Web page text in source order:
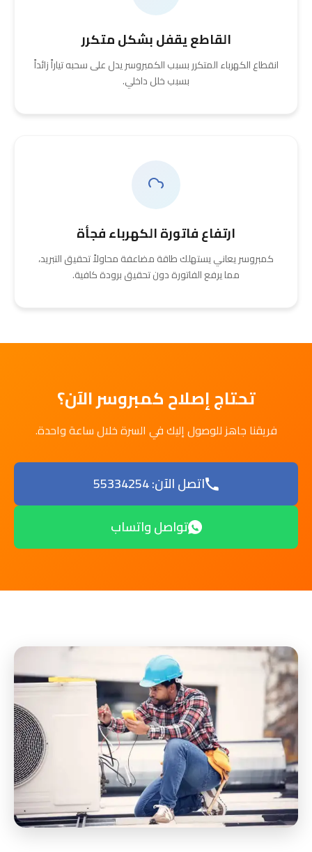
القاطع يقفل بشكل متكرر
انقطاع الكهرباء المتكرر بسبب الكمبروسر يدل على سحبه تياراً زائداً
بسبب خلل داخلي.
ارتفاع فاتورة الكهرباء فجأة
كمبروسر يعاني يستهلك طاقة مضاعفة محاولاً تحقيق التبريد،
مما يرفع الفاتورة دون تحقيق برودة كافية.
تحتاج إصلاح كمبروسر الآن؟
فريقنا جاهز للوصول إليك في السرة خلال ساعة واحدة.
اتصل الآن: 55334254
تواصل واتساب